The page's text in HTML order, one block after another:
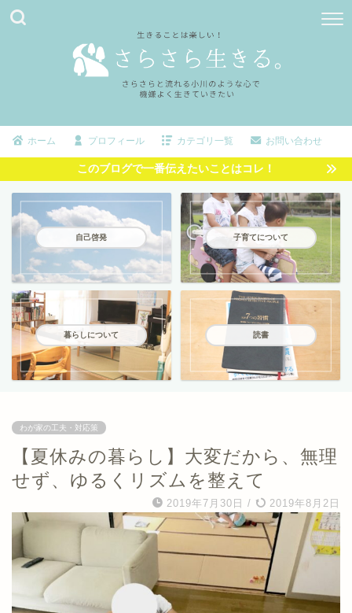
ホーム プロフィール カテゴリ一覧 お問い合わせ
このブログで一番伝えたいことはコレ！
自己啓発 子育てについて
暮らしについて 読書
わが家の工夫・対応策
【夏休みの暮らし】大変だから、無理
せず、ゆるくリズムを整えて
2019年7月30日 / 2019年8月2日